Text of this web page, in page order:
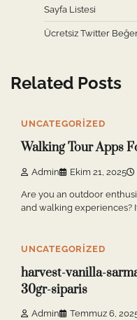
Sayfa Listesi
Ücretsiz Twitter
Related Posts
UNCATEGORIZED
Walking Tour Apps
Admin Ekim 21, 2025
Are you an outdoor
and walking experiences?
UNCATEGORIZED
harvest-vanilla-
30gr-siparis
Admin Temmuz 6,